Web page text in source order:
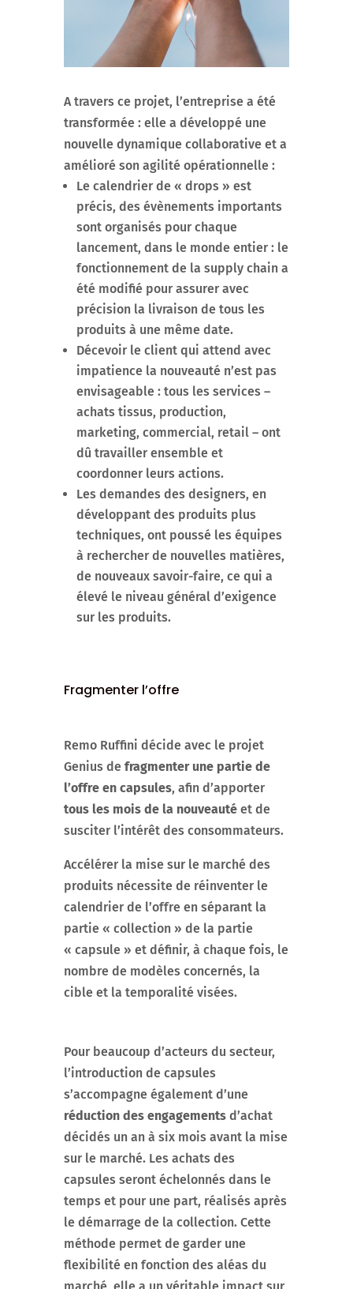
A travers ce projet, l’entreprise a été
transformée : elle a développé une
nouvelle dynamique collaborative et a
amélioré son agilité opérationnelle :
Le calendrier de « drops » est
précis, des évènements importants
sont organisés pour chaque
lancement, dans le monde entier : le
fonctionnement de la supply chain a
été modifié pour assurer avec
précision la livraison de tous les
produits à une même date.
Décevoir le client qui attend avec
impatience la nouveauté n’est pas
envisageable : tous les services –
achats tissus, production,
marketing, commercial, retail – ont
dû travailler ensemble et
coordonner leurs actions.
Les demandes des designers, en
développant des produits plus
techniques, ont poussé les équipes
à rechercher de nouvelles matières,
de nouveaux savoir-faire, ce qui a
élevé le niveau général d’exigence
sur les produits.
Fragmenter l’offre
Remo Ruffini décide avec le projet
Genius de fragmenter une partie de
l’offre en capsules, afin d’apporter
tous les mois de la nouveautéet de
susciter l’intérêt des consommateurs.
Accélérer la mise sur le marché des
produits nécessite de réinventer le
calendrier de l’offre en séparant la
partie « collection » de la partie
« capsule » et définir, à chaque fois, le
nombre de modèles concernés, la
cible et la temporalité visées.
Pour beaucoup d’acteurs du secteur,
l’introduction de capsules
s’accompagne également d’une
réduction des engagementsd’achat
décidés un an à six mois avant la mise
sur le marché. Les achats des
capsules seront échelonnés dans le
temps et pour une part, réalisés après
le démarrage de la collection. Cette
méthode permet de garder une
flexibilité en fonction des aléas du